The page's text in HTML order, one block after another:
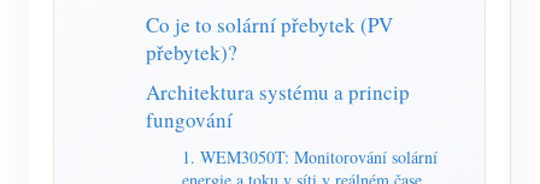
Systém energetického předpovídání a simulace
Aplikace
Monitor energie solárního FV systému
Monitor spotřeby elektřiny
Ukládat
Co je to solární přebytek (PV
přebytek)?
Architektura systému a princip
fungování
1. WEM3050T: Monitorování solární